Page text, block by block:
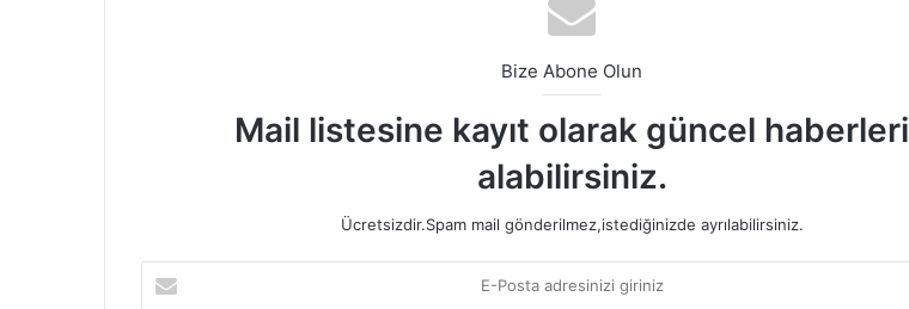
Bize Abone Olun
Mail listesine kayıt olarak güncel haberleri
alabilirsiniz.
Ücretsizdir.Spam mail gönderilmez,istediğinizde ayrılabilirsiniz.
Posta